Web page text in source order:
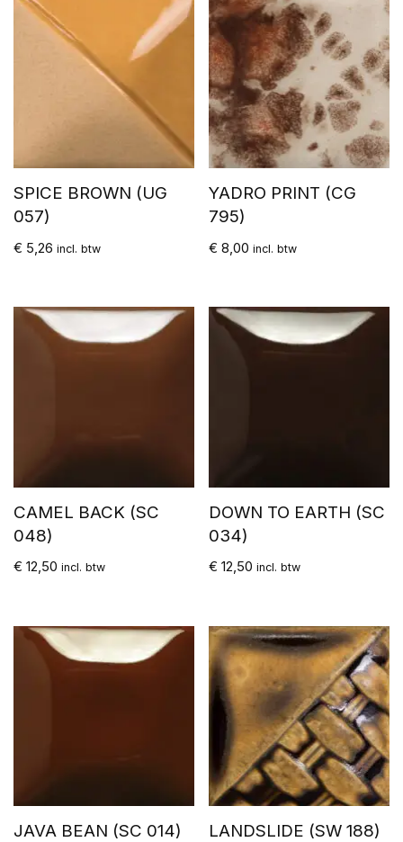
SPICE BROWN (UG
057)
€ 5,26 incl. btw
YADRO PRINT (CG
795)
€ 8,00 incl. btw
CAMEL BACK (SC
048)
€ 12,50 incl. btw
DOWN TO EARTH (SC
034)
€ 12,50 incl. btw
JAVA BEAN (SC 014) LANDSLIDE (SW 188)